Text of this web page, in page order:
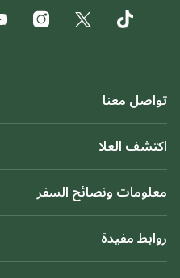
تواصل معنا
اكتشف العلا
معلومات ونصائح السفر
روابط مفيدة